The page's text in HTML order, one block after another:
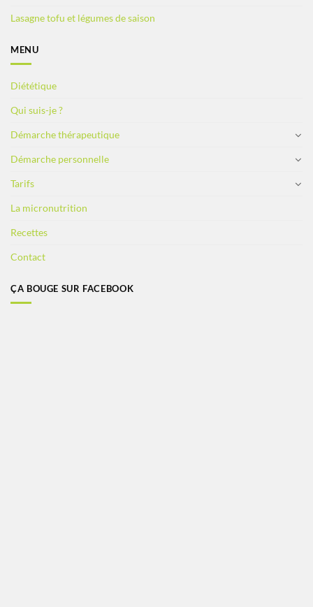
Lasagne tofu et légumes de saison
MENU
Diététique
Qui suis-je ?
Démarche thérapeutique
Démarche personnelle
Tarifs
La micronutrition
Recettes
Contact
ÇA BOUGE SUR FACEBOOK